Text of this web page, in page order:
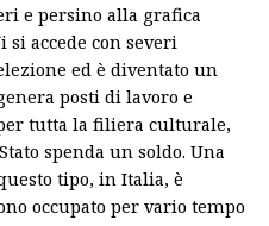
e persino alla grafica
si accede con severi
ed è diventato un
posti di lavoro e
tutta la filiera culturale,
spenda un soldo. Una
tipo, in Italia, è
occupato per vario tempo